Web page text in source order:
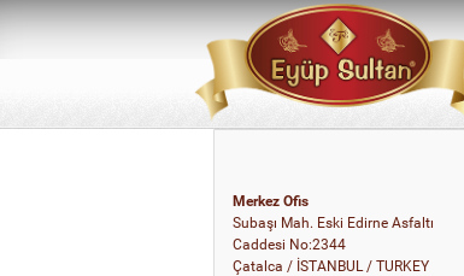
Merkez Ofis
Subaşı Mah. Eski Edirne Asfaltı
Caddesi No:2344
Çatalca / İSTANBUL / TURKEY